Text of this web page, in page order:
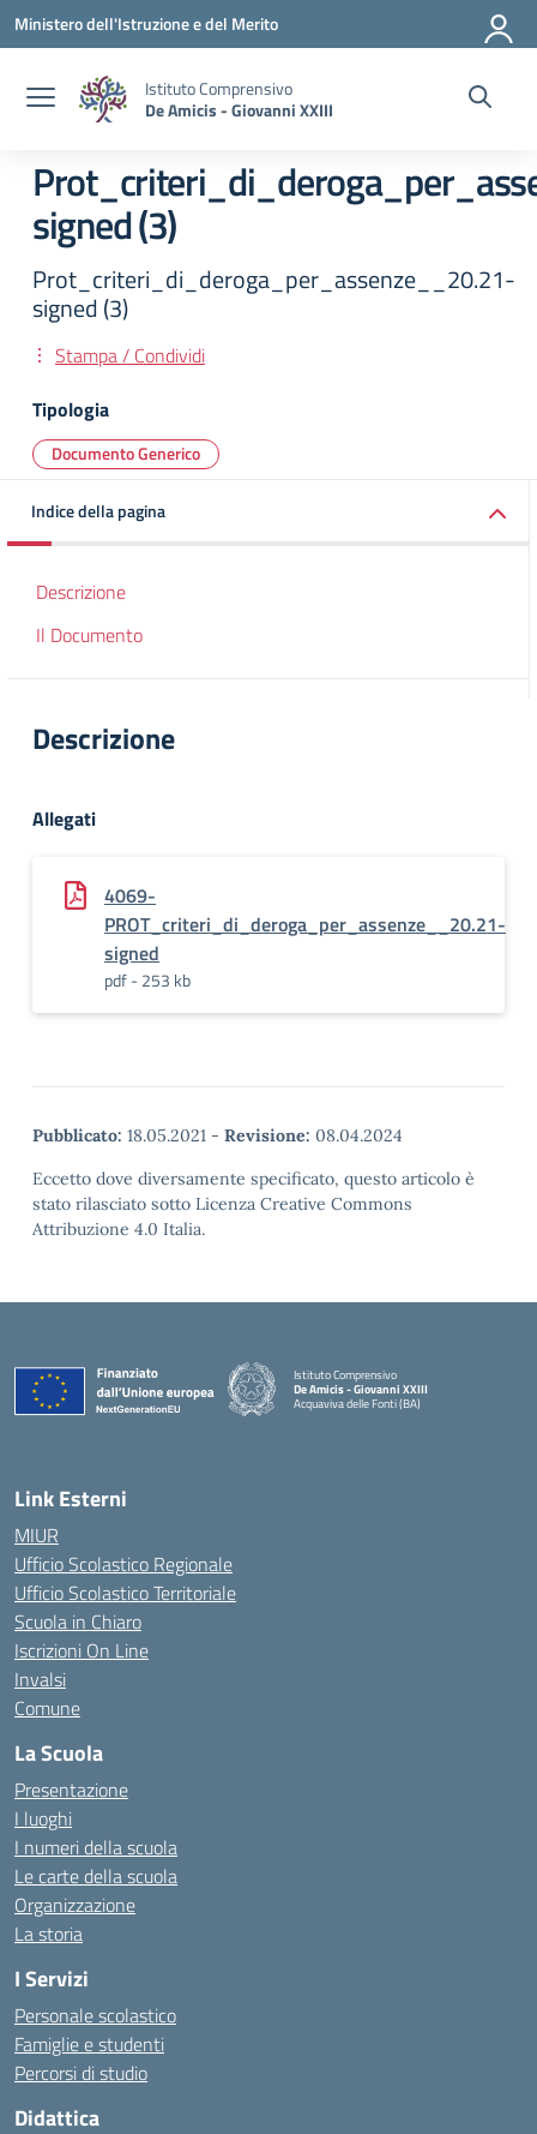
Vai ai contenuti
Vai al menu di navigazione
Vai al footer
Ministero dell'Istruzione e del Merito
Istituto Comprensivo
De Amicis - Giovanni XXIII
signed (3)
Prot_criteri_di_deroga_per_assenze__20.21-
signed (3)
Stampa / Condividi
Tipologia
Documento Generico
Indice della pagina
Descrizione
Il Documento
Descrizione
Allegati
4069-
PROT_criteri_di_deroga_per_assenze__20.21-
signed
pdf - 253 kb
Pubblicato: 18.05.2021 - Revisione: 08.04.2024
Eccetto dove diversamente specificato, questo articolo è
stato rilasciato sotto Licenza Creative Commons
Attribuzione 4.0 Italia.
Istituto Comprensivo
De Amicis - Giovanni XXIII
Acquaviva delle Fonti (BA)
— Visita la pagina iniziale della scuola
Link Esterni
MIUR
Ufficio Scolastico Regionale
Ufficio Scolastico Territoriale
Scuola in Chiaro
Iscrizioni On Line
Invalsi
Comune
La Scuola
Presentazione
I luoghi
I numeri della scuola
Le carte della scuola
Organizzazione
La storia
I Servizi
Personale scolastico
Famiglie e studenti
Percorsi di studio
Didattica